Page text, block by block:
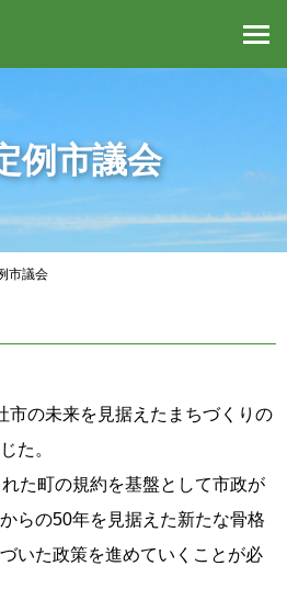
例市議会
市議会
市の未来を見据えたまちづくりの
た。
た町の規約を基盤として市政が
らの50年を見据えた新たな骨格
いた政策を進めていくことが必